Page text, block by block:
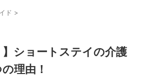
ド >
】ショートステイの介護
理由！